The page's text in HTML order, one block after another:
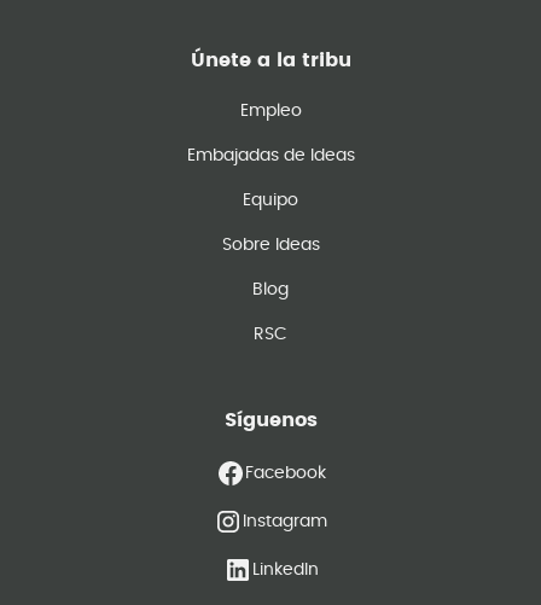
Únete a la tribu
Empleo
Embajadas de Ideas
Equipo
Sobre Ideas
Blog
RSC
Síguenos
Facebook
Instagram
LinkedIn